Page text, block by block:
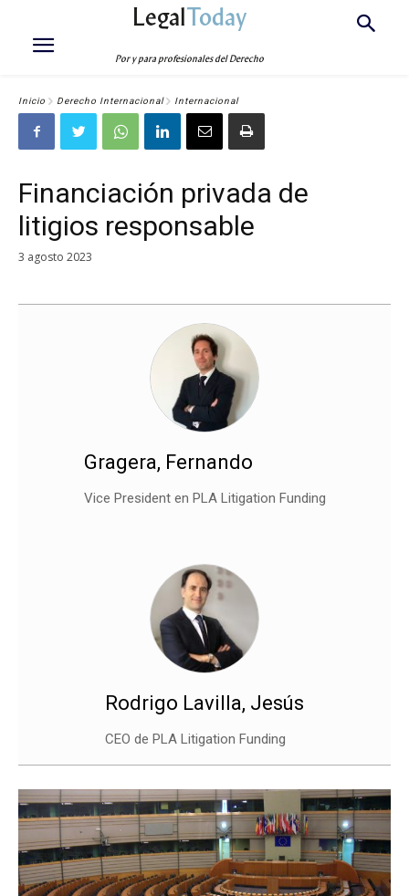
LegalToday
Por y para profesionales del Derecho
Inicio Derecho Internacional Internacional
Financiación privada de
litigios responsable
3 agosto 2023
Gragera, Fernando
Vice President en PLA Litigation Funding
Rodrigo Lavilla, Jesús
CEO de PLA Litigation Funding